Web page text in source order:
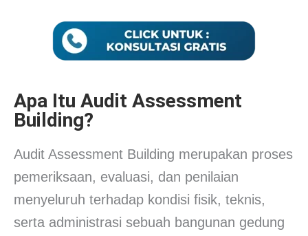
Apa Itu Audit Assessment
Building?
Audit Assessment Building merupakan proses
pemeriksaan, evaluasi, dan penilaian
menyeluruh terhadap kondisi fisik, teknis,
serta administrasi sebuah bangunan gedung